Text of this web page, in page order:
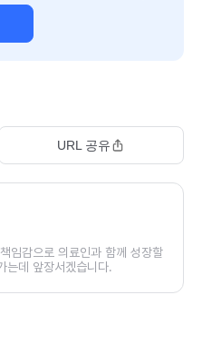
URL 공유
임감으로 의료인과 함께 성장할
는데 앞장서겠습니다.